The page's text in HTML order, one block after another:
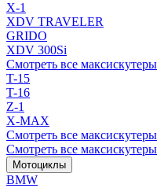
X-1
XDV TRAVELER
GRIDO
XDV 300Si
Смотреть все
T-15
T-16
Z-1
X-MAX
Смотреть все
Смотреть все максискутеры
Мотоциклы
BMW